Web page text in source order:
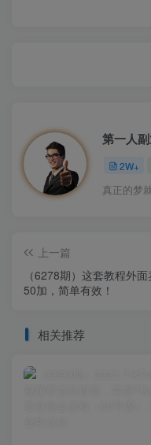
第一人
2W+
真正的梦
上一篇
（6278期）这套教程外
50加，简单有效！
相关推荐